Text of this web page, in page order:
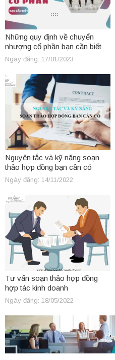
Những quy định về chuyển
nhượng cổ phần bạn cần biết
Ngày đăng: 17/01/2023
Nguyên tắc và kỹ năng soạn
thảo hợp đồng bạn cần có
Ngày đăng: 14/11/2022
Tư vấn soạn thảo hợp đồng
hợp tác kinh doanh
Ngày đăng: 18/05/2022